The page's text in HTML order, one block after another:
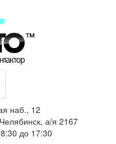
наб., 12
а/я 2167
до 17:30